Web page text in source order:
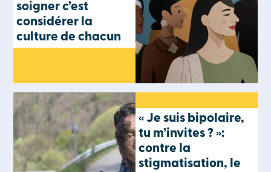
soigner c’est
considérer la
culture de chacun
« Je suis bipolaire,
tu m’invites ? »:
contre la
stigmatisation, le